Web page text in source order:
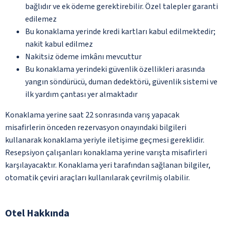
bağlıdır ve ek ödeme gerektirebilir. Özel talepler garanti
edilemez
Bu konaklama yerinde kredi kartları kabul edilmektedir;
nakit kabul edilmez
Nakitsiz ödeme imkânı mevcuttur
Bu konaklama yerindeki güvenlik özellikleri arasında
yangın söndürücü, duman dedektörü, güvenlik sistemi ve
ilk yardım çantası yer almaktadır
Konaklama yerine saat 22 sonrasında varış yapacak
misafirlerin önceden rezervasyon onayındaki bilgileri
kullanarak konaklama yeriyle iletişime geçmesi gereklidir.
Resepsiyon çalışanları konaklama yerine varışta misafirleri
karşılayacaktır. Konaklama yeri tarafından sağlanan bilgiler,
otomatik çeviri araçları kullanılarak çevrilmiş olabilir.
Otel Hakkında